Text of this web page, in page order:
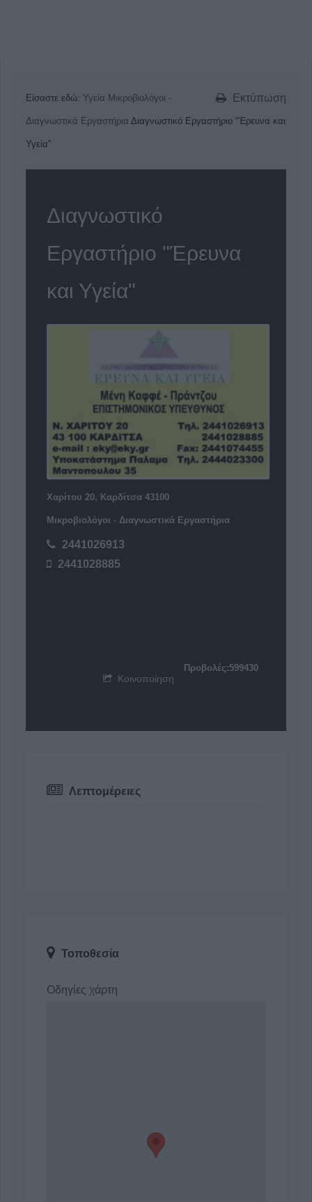
Εκτύπωση
Είσαστε εδώ: Υγεία Μικροβιολόγοι -
Διαγνωστικά Εργαστήρια Διαγνωστικό Εργαστήριο "Έρευνα και
Υγεία"
Διαγνωστικό
Εργαστήριο "Έρευνα
και Υγεία"
Χαρίτου 20, Καρδίτσα 43100
Μικροβιολόγοι - Διαγνωστικά Εργαστήρια
2441026913
2441028885
Προβολές:599430
Κοινοποίηση
Λεπτομέρειες
Τοποθεσία
Οδηγίες χάρτη